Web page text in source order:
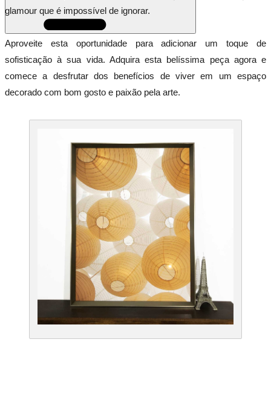
glamour que é impossível de ignorar.
Aproveite esta oportunidade para adicionar um toque de
sofisticação à sua vida. Adquira esta belíssima peça agora e
comece a desfrutar dos benefícios de viver em um espaço
decorado com bom gosto e paixão pela arte.